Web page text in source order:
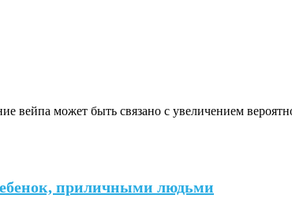
может быть связано с увеличением
приличными людьми